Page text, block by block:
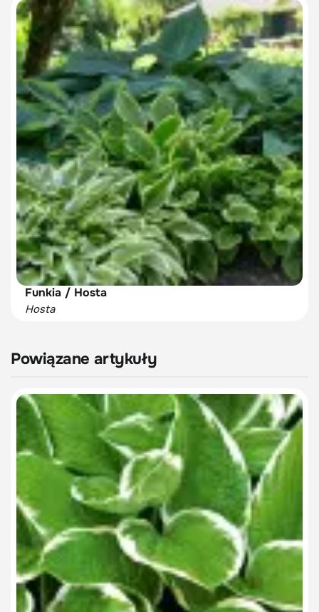
Funkia / Hosta
Hosta
Powiązane artykuły